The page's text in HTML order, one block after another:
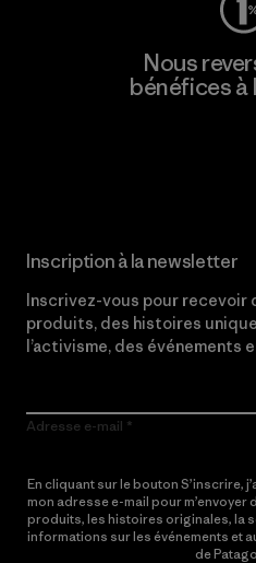
Nous
bénéfices à
Inscription à la newsletter
Inscrivez-vous pour recevoir
produits, des histoires
l’activisme, des événements
Adresse e-mail
En cliquant sur le bouton S’inscrire,
mon adresse e-mail pour m’envoyer
produits, les histoires originales, la
informations sur les événements et
de